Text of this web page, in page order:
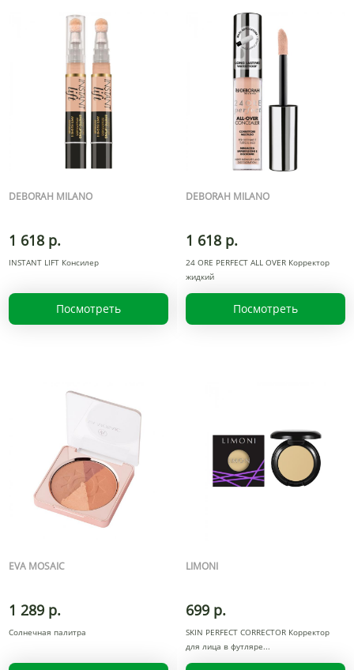
DEBORAH MILANO
1 618 р.
INSTANT LIFT Консилер
Посмотреть
DEBORAH MILANO
1 618 р.
24 ORE PERFECT ALL OVER Корректор
жидкий
Посмотреть
EVA MOSAIC
1 289 р.
Солнечная палитра
LIMONI
699 р.
SKIN PERFECT CORRECTOR Корректор
для лица в футляре